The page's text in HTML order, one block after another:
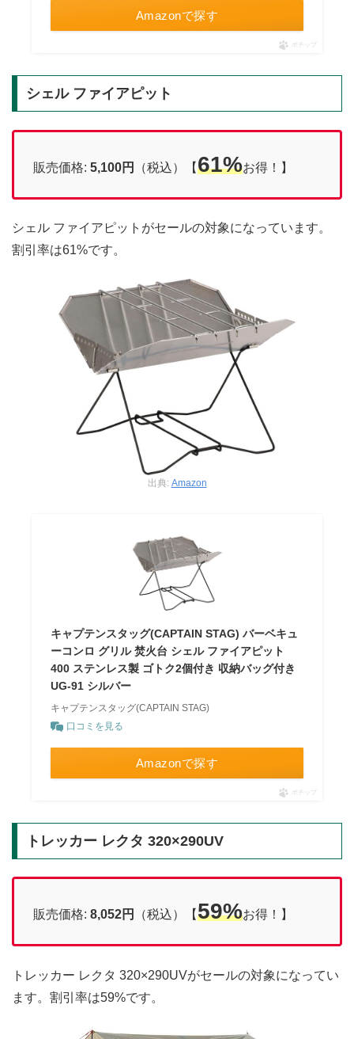
Amazonで探す
ポチップ
シェル ファイアピット
販売価格: 5,100円 （税込）【61%お得！】
シェル ファイアピットがセールの対象になっています。
割引率は61%です。
出典: Amazon
キャプテンスタッグ(CAPTAIN STAG) バーベキュ
ーコンロ グリル 焚火台 シェル ファイアピット
400 ステンレス製 ゴトク2個付き 収納バッグ付き
UG-91 シルバー
キャプテンスタッグ(CAPTAIN STAG)
口コミを見る
Amazonで探す
ポチップ
トレッカー レクタ 320×290UV
販売価格: 8,052円 （税込）【59%お得！】
トレッカー レクタ 320×290UVがセールの対象になってい
ます。割引率は59%です。